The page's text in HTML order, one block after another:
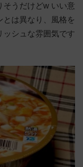
そうだけどw いい意
とは異なり、風格を
ッシュな雰囲気です